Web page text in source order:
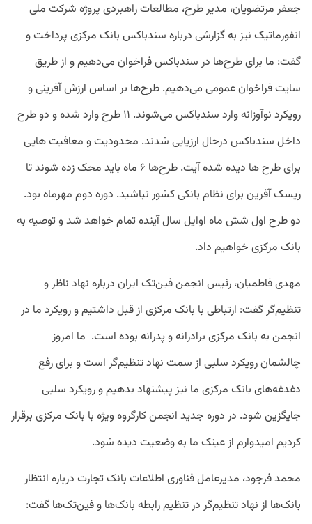
جعفر مرتضویان، مدیر طرح، مطالعات راهبردی پروژه شرکت ملی
انفورماتیک نیز به گزارشی درباره سندباکس بانک مرکزی پرداخت و
گفت: ما برای طرح‌ها در سندباکس فراخوان می‌دهیم و از طریق
سایت فراخوان عمومی می‌دهیم. طرح‌ها بر اساس ارزش آفرینی و
رویکرد نوآوزانه وارد سندباکس می‌شوند. ۱۱ طرح وارد شده و دو طرح
داخل سندباکس درحال ارزیابی شدند. محدودیت و معافیت هایی
برای طرح ها دیده شده آیت. طرح‌ها ۶ ماه باید محک زده شوند تا
ریسک آفرین برای نظام بانکی کشور نباشید. دوره دوم مهرماه بود.
دو طرح اول شش ماه اوایل سال آینده تمام خواهد شد و توصیه به
بانک مرکزی خواهیم داد.
مهدی فاطمیان، رئیس انجمن فین‌تک ایران درباره نهاد ناظر و
تنظیم‌گر گفت: ارتباطی با بانک مرکزی از قبل داشتیم و رویکرد ما در
انجمن به بانک مرکزی برادرانه و پدرانه بوده است. ما امروز
چالشمان‌ رویکرد سلبی از سمت نهاد تنظیم‌گر است و برای رفع
دغدغه‌های بانک مرکزی ما نیز پیشنهاد بدهیم و رویکرد سلبی
جایگزین شود. در دوره جدید انجمن کارگروه ویژه با بانک مرکزی برقرار
کردیم امیدوارم از عینک ما به وضعیت دیده شود.
محمد فرجود، مدیرعامل فناوری اطلاعات بانک تجارت درباره انتظار
بانک‌ها از نهاد تنظیم‌گر در تنظیم رابطه بانک‌ها و فین‌تک‌ها گفت: